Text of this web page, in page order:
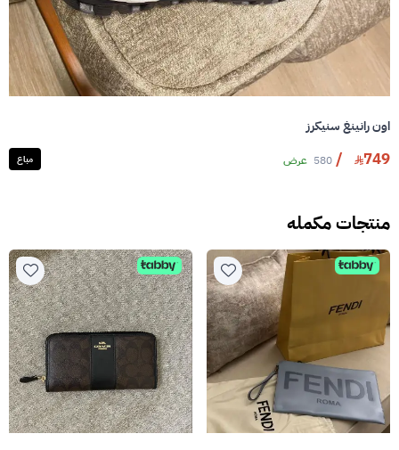
اون رانينغ سنيكرز
749
/
580 عرض مباع
منتجات مكمله